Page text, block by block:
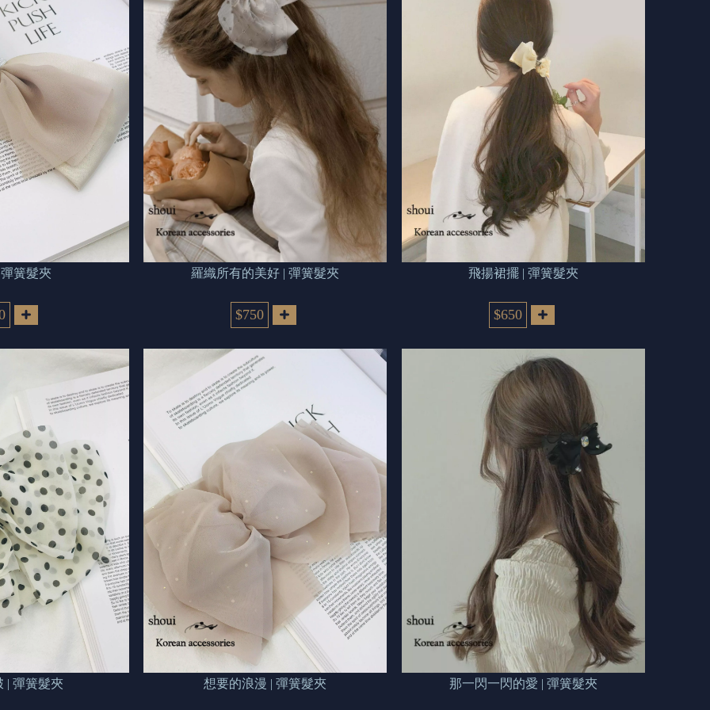
見 | 彈簧髮夾 羅織所有的美好 | 彈簧髮夾
$750
飛揚裙擺 | 彈簧髮夾
$650
| 彈簧髮夾 想要的浪漫 | 彈簧髮夾 那一閃一閃的愛 | 彈簧髮夾